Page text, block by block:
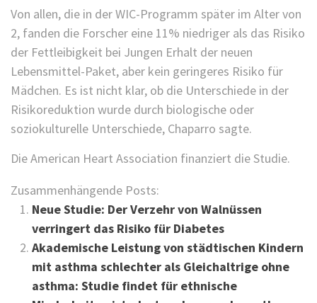
Von allen, die in der WIC-Programm später im Alter von
2, fanden die Forscher eine 11% niedriger als das Risiko
der Fettleibigkeit bei Jungen Erhalt der neuen
Lebensmittel-Paket, aber kein geringeres Risiko für
Mädchen. Es ist nicht klar, ob die Unterschiede in der
Risikoreduktion wurde durch biologische oder
soziokulturelle Unterschiede, Chaparro sagte.
Die American Heart Association finanziert die Studie.
Zusammenhängende Posts:
Neue Studie: Der Verzehr von Walnüssen
verringert das Risiko für Diabetes
Akademische Leistung von städtischen Kindern
mit asthma schlechter als Gleichaltrige ohne
asthma: Studie findet für ethnische